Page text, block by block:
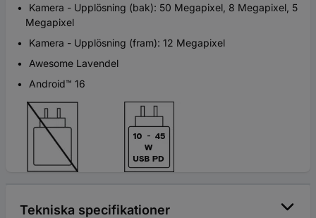
Kamera - Upplösning (bak): 50 Megapixel, 8 Megapixel, 5
Megapixel
Kamera - Upplösning (fram): 12 Megapixel
Awesome Lavendel
Android™ 16
Tekniska specifikationer